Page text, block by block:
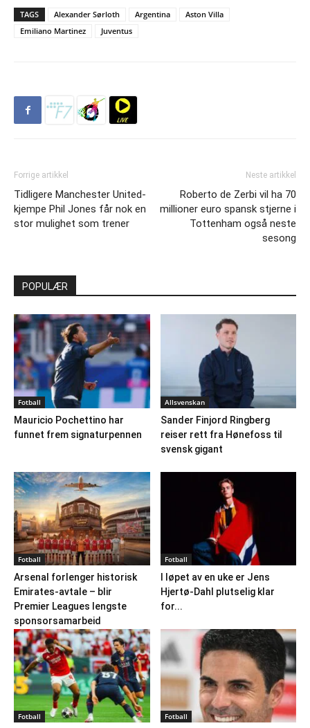
TAGS Alexander Sørloth Argentina
Aston Villa
Emiliano Martinez
Juventus
Forrige artikkel
Tidligere Manchester United-
kjempe Phil Jones får nok en
stor mulighet som trener
Neste artikkel
Roberto de Zerbi vil ha 70
millioner euro spansk stjerne i
Tottenham også neste
sesong
POPULÆR
Fotball
Mauricio Pochettino har
funnet frem signaturpennen
Allsvenskan
Sander Finjord Ringberg
reiser rett fra Hønefoss til
svensk gigant
Fotball
Arsenal forlenger historisk
Emirates-avtale – blir
Premier Leagues lengste
sponsorsamarbeid
Fotball
I løpet av en uke er Jens
Hjertø-Dahl plutselig klar
for...
Fotball Fotball